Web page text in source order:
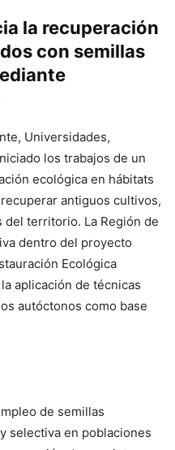
la recuperación
con semillas
Universidades,
los trabajos de un
ecológica en hábitats
antiguos cultivos,
del territorio. La Región de
dentro del proyecto
Ecológica
aplicación de técnicas
autóctonos como base
de semillas
selectiva en poblaciones